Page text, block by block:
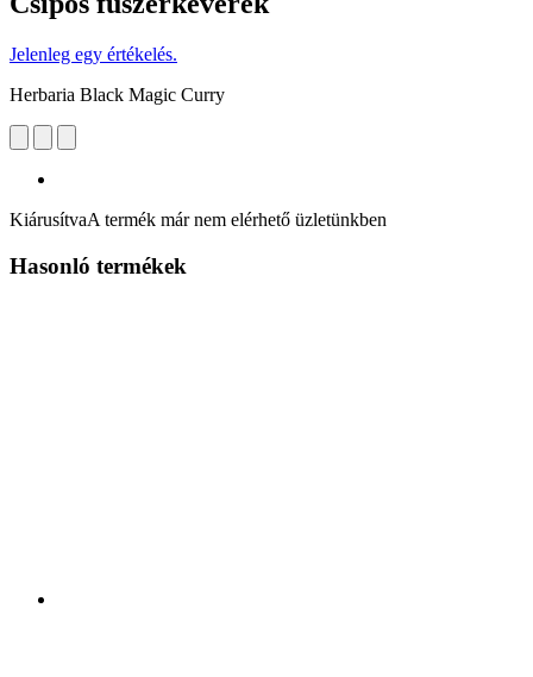
Jelenleg egy értékelés.
Herbaria Black Magic Curry
KiárusítvaA termék már nem elérhető üzletünkben
Hasonló termékek